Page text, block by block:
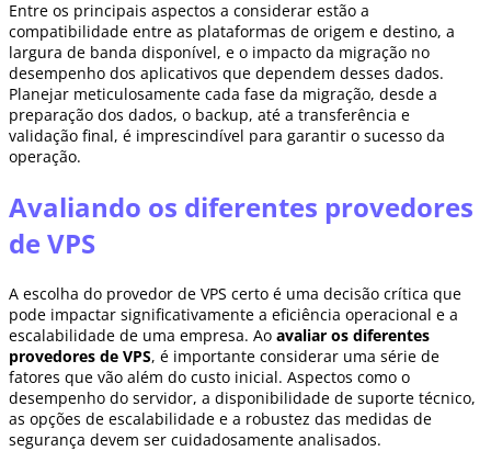
Entre os principais aspectos a considerar estão a
compatibilidade entre as plataformas de origem e destino, a
largura de banda disponível, e o impacto da migração no
desempenho dos aplicativos que dependem desses dados.
Planejar meticulosamente cada fase da migração, desde a
preparação dos dados, o backup, até a transferência e
validação final, é imprescindível para garantir o sucesso da
operação.
Avaliando os diferentes provedores
de VPS
A escolha do provedor de VPS certo é uma decisão crítica que
pode impactar significativamente a eficiência operacional e a
escalabilidade de uma empresa. Ao avaliar os diferentes
provedores de VPS, é importante considerar uma série de
fatores que vão além do custo inicial. Aspectos como o
desempenho do servidor, a disponibilidade de suporte técnico,
as opções de escalabilidade e a robustez das medidas de
segurança devem ser cuidadosamente analisados.